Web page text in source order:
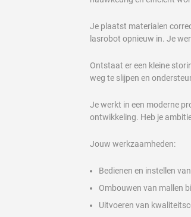
Je plaatst materialen
lasrobot opnieuw in. Je
Ontstaat er een kleine
weg te slijpen en
Je werkt in een moderne
ontwikkeling. Heb je
Jouw werkzaamheden:
Bedienen en instellen
Ombouwen van mallen
Uitvoeren van